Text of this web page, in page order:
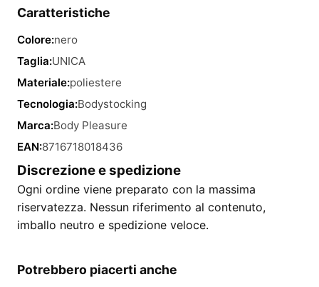
Caratteristiche
Colore:nero
Taglia:UNICA
Materiale:poliestere
Tecnologia:Bodystocking
Marca:Body Pleasure
EAN:8716718018436
Discrezione e spedizione
Ogni ordine viene preparato con la massima
riservatezza. Nessun riferimento al contenuto,
imballo neutro e spedizione veloce.
Potrebbero piacerti anche